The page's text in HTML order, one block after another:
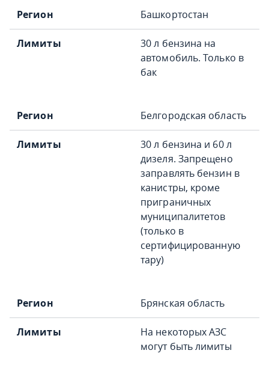
Башкортостан
30 л бензина на
автомобиль. Только в
бак
Белгородская область
30 л бензина и 60 л
дизеля. Запрещено
заправлять бензин в
канистры, кроме
приграничных
муниципалитетов
(только в
сертифицированную
тару)
Брянская область
На некоторых АЗС
могут быть лимиты